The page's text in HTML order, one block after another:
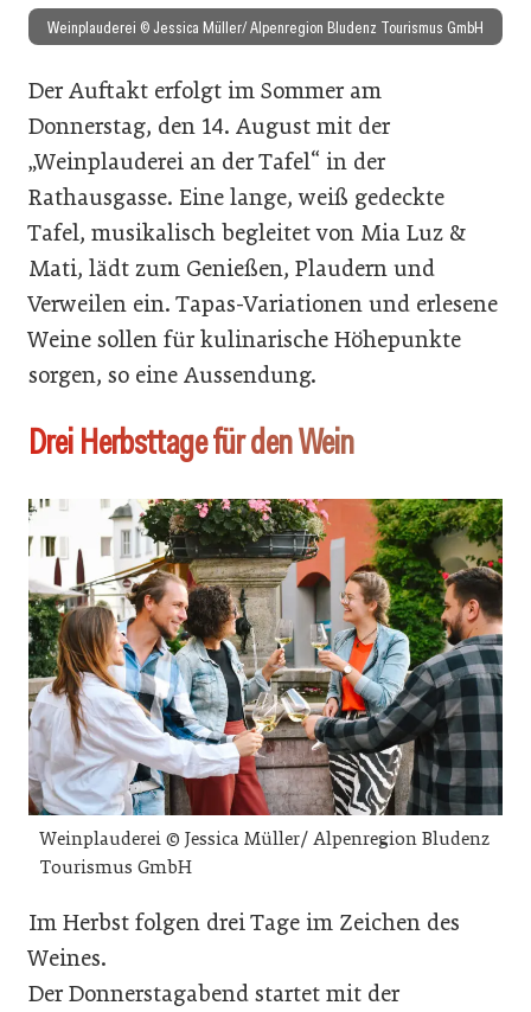
Weinplauderei © Jessica Müller/ Alpenregion Bludenz Tourismus GmbH
Der Auftakt erfolgt im Sommer am
Donnerstag, den 14. August mit der
„Weinplauderei an der Tafel“ in der
Rathausgasse. Eine lange, weiß gedeckte
Tafel, musikalisch begleitet von Mia Luz &
Mati, lädt zum Genießen, Plaudern und
Verweilen ein. Tapas-Variationen und erlesene
Weine sollen für kulinarische Höhepunkte
sorgen, so eine Aussendung.
Drei Herbsttage für den Wein
Weinplauderei © Jessica Müller/ Alpenregion Bludenz
Tourismus GmbH
Im Herbst folgen drei Tage im Zeichen des
Weines.
Der Donnerstagabend startet mit der